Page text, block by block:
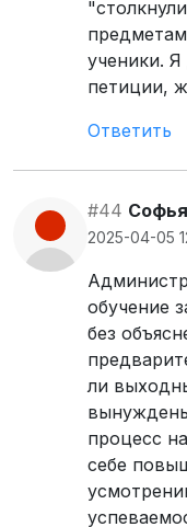
ученики.
петиции,
Ответить
#44
2025-04-05
обучение
без
ли
процесс
себе